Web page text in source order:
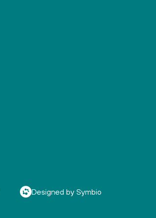
Designed by Symbio